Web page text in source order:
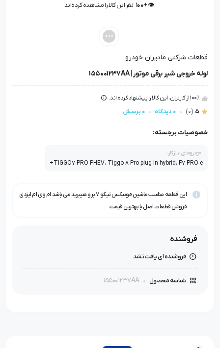
👁️ +
100 نفر این کالا را مشاهده کرده‌اند
قطعات شرکتی مادیران خودرو
لوله خروجی شیر برقی موتور | 155001237AA
100٪ از کاربران، این کالا را پیشنهاد کرده اند.
5
(0) 0 دیدگاه 0 پرسش
خصوصیات برجسته:
خودروهای سازگار:
TIGGO7 PRO PHEV، Tiggo 8 Pro plug in hybrid، F7 PRO e+
این قطعه مناسب ماشین فونیکس تیگو ۷ پرو هیبرید می باشد ام وی ام ایزدی
فروش قطعات اصل با بهترین قیمت
فروشنده
فروشنده ای یافت نشد
شناسه محصول 155001237AA